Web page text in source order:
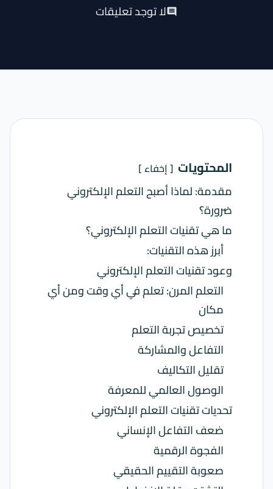
commentلا توجد تعليقات
المحتويات إخفاء
مقدمة: لماذا أصبح التعلم الإلكتروني
ضرورة؟
ما هي تقنيات التعلم الإلكتروني؟
أبرز هذه التقنيات:
وعود تقنيات التعلم الإلكتروني
التعلم المرن: تعلم في أي وقت ومن أي
مكان
تخصيص تجربة التعلم
التفاعل والمشاركة
تقليل التكاليف
الوصول العالمي للمعرفة
تحديات تقنيات التعلم الإلكتروني
ضعف التفاعل الإنساني
الفجوة الرقمية
صعوبة التقييم الحقيقي